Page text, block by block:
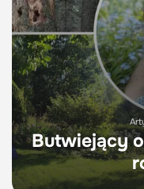
Butwiejący